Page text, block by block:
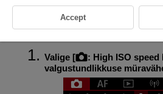
kõrgete ISO-valgustundlikkuse väärtuste
valgustundlikkuse väärtustega pildistades
tumedatel aladel (varjualades) veelgi rohkem.
Valige [ : High ISO speed
valgustundlikkuse
Accept